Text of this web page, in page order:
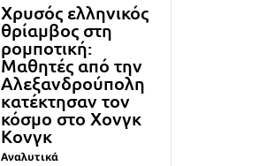
Χρυσός ελληνικός
θρίαμβος στη
ρομποτική:
Μαθητές από την
Αλεξανδρούπολη
κατέκτησαν τον
κόσμο στο Χονγκ
Κονγκ
Αναλυτικά